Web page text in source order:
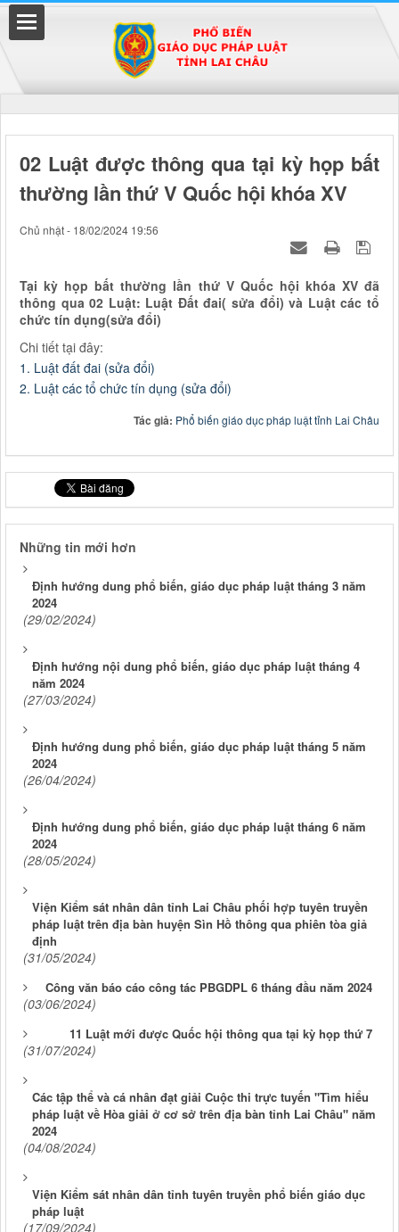
02 Luật được thông qua tại kỳ họp bất
thường lần thứ V Quốc hội khóa XV
Chủ nhật - 18/02/2024 19:56
Tại kỳ họp bất thường lần thứ V Quốc hội khóa XV đã
thông qua 02 Luật: Luật Đất đai( sửa đổi) và Luật các tổ
chức tín dụng(sửa đổi)
Chi tiết tại đây:
1. Luật đất đai (sửa đổi)
2. Luật các tổ chức tín dụng (sửa đổi)
Tác giả: Phổ biến giáo dục pháp luật tỉnh Lai Châu
Những tin mới hơn
Định hướng dung phổ biến, giáo dục pháp luật tháng 3 năm
2024
(29/02/2024)
Định hướng nội dung phổ biến, giáo dục pháp luật tháng 4
năm 2024
(27/03/2024)
Định hướng dung phổ biến, giáo dục pháp luật tháng 5 năm
2024
(26/04/2024)
Định hướng dung phổ biến, giáo dục pháp luật tháng 6 năm
2024
(28/05/2024)
Viện Kiểm sát nhân dân tỉnh Lai Châu phối hợp tuyên truyền
pháp luật trên địa bàn huyện Sìn Hồ thông qua phiên tòa giả
định
(31/05/2024)
Công văn báo cáo công tác PBGDPL 6 tháng đầu năm 2024
(03/06/2024)
11 Luật mới được Quốc hội thông qua tại kỳ họp thứ 7
(31/07/2024)
Các tập thể và cá nhân đạt giải Cuộc thi trực tuyến "Tìm hiểu
pháp luật về Hòa giải ở cơ sở trên địa bàn tỉnh Lai Châu" năm
2024
(04/08/2024)
Viện Kiểm sát nhân dân tỉnh tuyên truyền phổ biến giáo dục
pháp luật
(17/09/2024)
Đã kết nối EMC